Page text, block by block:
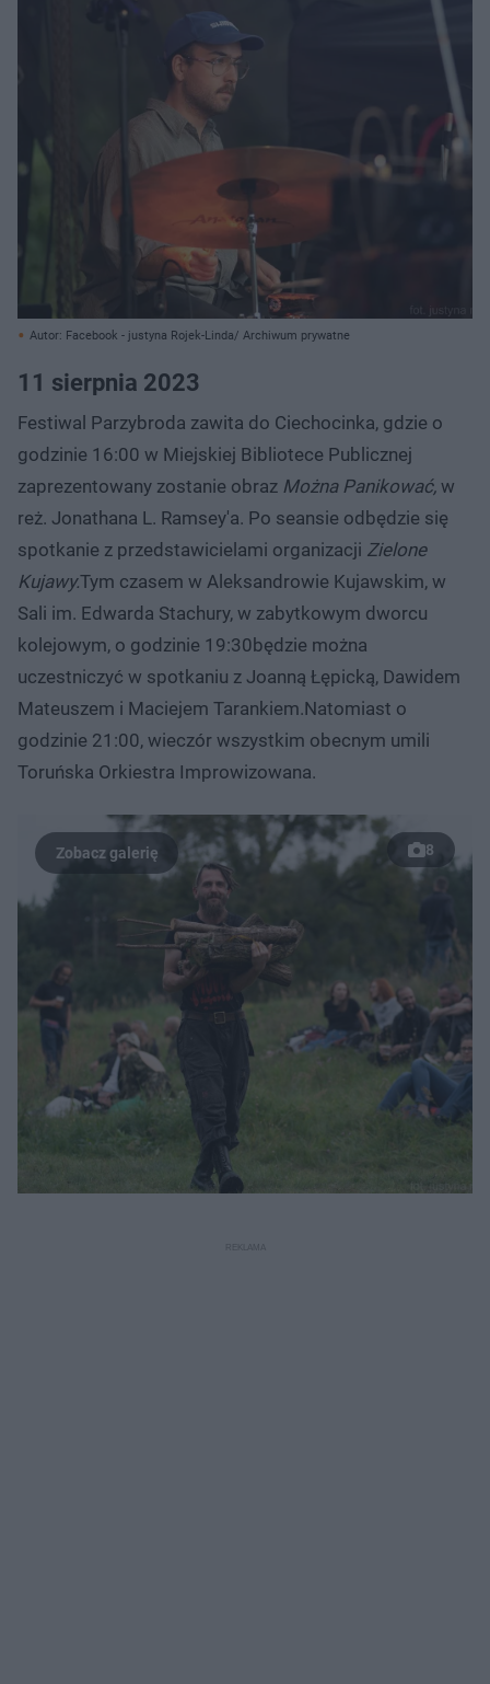
Autor: Facebook - justyna Rojek-Linda/ Archiwum prywatne
11 sierpnia 2023
Festiwal Parzybroda zawita do Ciechocinka, gdzie o
godzinie 16:00 w Miejskiej Bibliotece Publicznej
zaprezentowany zostanie obraz Można Panikować, w
reż. Jonathana L. Ramsey'a. Po seansie odbędzie się
spotkanie z przedstawicielami organizacji Zielone
Kujawy.Tym czasem w Aleksandrowie Kujawskim, w
Sali im. Edwarda Stachury, w zabytkowym dworcu
kolejowym, o godzinie 19:30będzie można
uczestniczyć w spotkaniu z Joanną Łępicką, Dawidem
Mateuszem i Maciejem Tarankiem.Natomiast o
godzinie 21:00, wieczór wszystkim obecnym umili
Toruńska Orkiestra Improwizowana.
8